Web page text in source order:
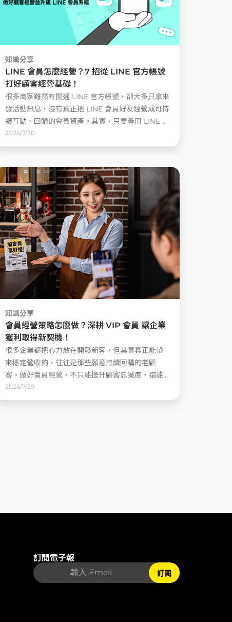
知識分享
LINE 會員怎麼經營？7 招從 LINE 官方帳號
打好顧客經營基礎！
很多商家雖然有開通 LINE 官方帳號，卻大多只拿來
發活動訊息，沒有真正把 LINE 會員好友經營成可持
續互動、回購的會員資產。其實，只要善用 LINE 官
方帳號的訊息、優惠券、集點卡、問卷與自動化功
能，就能打好 LINE 會員經營的基礎 ......
2026/7/30
知識分享
會員經營策略怎麼做？深耕 VIP 會員 讓企業
獲利取得新契機！
很多企業都把心力放在開發新客，但其實真正能帶
來穩定營收的，往往是那些願意持續回購的老顧
客。做好會員經營，不只能提升顧客忠誠度，還能
增加回購率，讓品牌建立更穩定的收入來源。那
麼，會員經營該怎麼做？ ......
2026/7/29
訂閱電子報
訂閱